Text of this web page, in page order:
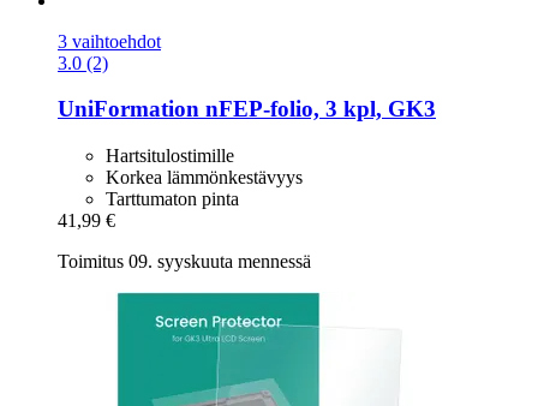
3 vaihtoehdot
3.0 (2)
UniFormation nFEP-​folio, 3 kpl, GK3
Hartsitulostimille
Korkea lämmönkestävyys
Tarttumaton pinta
41,99 €
Toimitus 09. syyskuuta mennessä